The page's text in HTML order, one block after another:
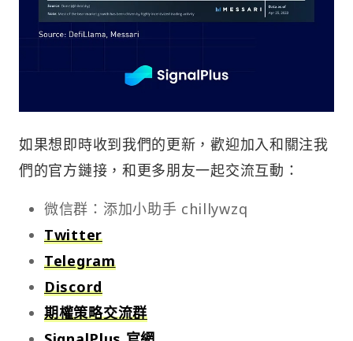
如果想即時收到我們的更新，歡迎加入和關注我
們的官方鏈接，和更多朋友一起交流互動：
微信群：添加小助手 chillywzq
Twitter
Telegram
Discord
期權策略交流群